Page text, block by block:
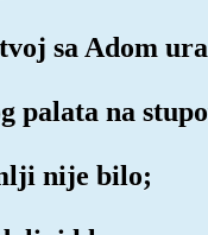
sa Adom
palata na
nije bilo;